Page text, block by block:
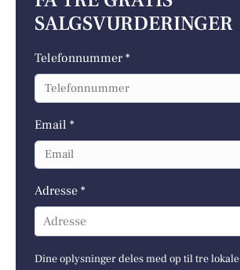
SALGSVURDERINGER
Telefonnummer *
Email *
Adresse *
Adresse
Dine oplysninger deles med op til tre lokale